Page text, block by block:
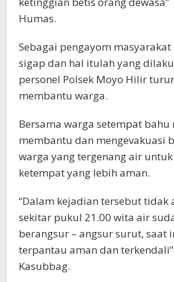
Humas.
Sebagai pengayom
sigap dan hal itulah yang
personel Polsek Moyo Hilir
membantu warga.
Bersama warga setempat bahu
membantu dan mengevakuasi
warga yang tergenang air
ketempat yang lebih aman.
“Dalam kejadian tersebut tidak
sekitar pukul 21.00 wita air
berangsur – angsur surut, saat
terpantau aman dan
Kasubbag.